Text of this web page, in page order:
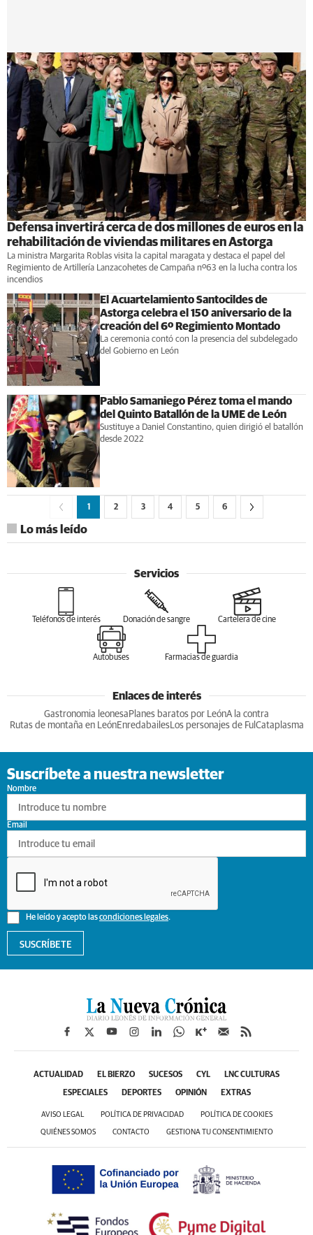
Defensa invertirá cerca de dos millones de euros en la
rehabilitación de viviendas militares en Astorga
La ministra Margarita Roblas visita la capital maragata y destaca el papel del
Regimiento de Artillería Lanzacohetes de Campaña nº63 en la lucha contra los
incendios
El Acuartelamiento Santocildes de
Astorga celebra el 150 aniversario de la
creación del 6º Regimiento Montado
La ceremonia contó con la presencia del subdelegado
del Gobierno en León
Pablo Samaniego Pérez toma el mando
del Quinto Batallón de la UME de León
Sustituye a Daniel Constantino, quien dirigió el batallón
desde 2022
1 2 3 4 5 6
Lo más leído
Servicios
Teléfonos de interés Donación de sangre Cartelera de cine
Autobuses Farmacias de guardia
Enlaces de interés
Gastronomia leonesa Planes baratos por LeónA la contra
Rutas de montaña en LeónEnredabailesLos personajes de Ful Cataplasma
Suscríbete a nuestra newsletter
Nombre
He leído y acepto lascondiciones legales.
Email
SUSCRÍBETE
ACTUALIDAD EL BIERZO SUCESOS CYL LNC CULTURAS
ESPECIALES DEPORTES OPINIÓN EXTRAS
AVISO LEGAL POLÍTICA DE PRIVACIDAD POLÍTICA DE COOKIES
QUIÉNES SOMOS CONTACTO GESTIONA TU CONSENTIMIENTO